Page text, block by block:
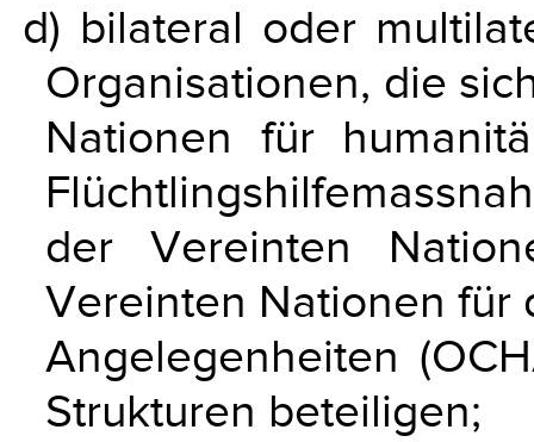
d) bilateral oder
Organisationen, die
Nationen für
der Vereinten
Vereinten Nationen für
Angelegenheiten
Strukturen beteiligen;